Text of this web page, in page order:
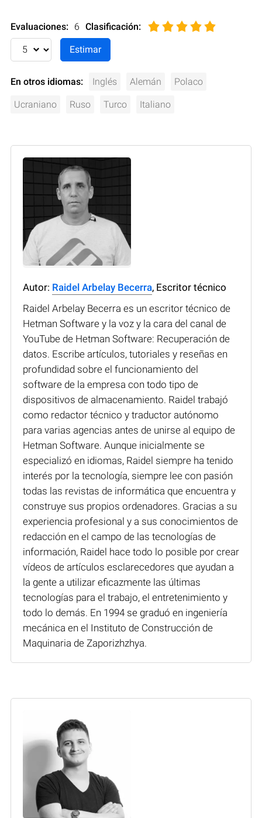
Evaluaciones: 6 Clasificación:
En otros idiomas: Inglés Alemán Polaco
Ucraniano Ruso Turco Italiano
Autor: Raidel Arbelay Becerra, Escritor técnico
Raidel Arbelay Becerra es un escritor técnico de
Hetman Software y la voz y la cara del canal de
YouTube de Hetman Software: Recuperación de
datos. Escribe artículos, tutoriales y reseñas en
profundidad sobre el funcionamiento del
software de la empresa con todo tipo de
dispositivos de almacenamiento. Raidel trabajó
como redactor técnico y traductor autónomo
para varias agencias antes de unirse al equipo de
Hetman Software. Aunque inicialmente se
especializó en idiomas, Raidel siempre ha tenido
interés por la tecnología, siempre lee con pasión
todas las revistas de informática que encuentra y
construye sus propios ordenadores. Gracias a su
experiencia profesional y a sus conocimientos de
redacción en el campo de las tecnologías de
información, Raidel hace todo lo posible por crear
vídeos de artículos esclarecedores que ayudan a
la gente a utilizar eficazmente las últimas
tecnologías para el trabajo, el entretenimiento y
todo lo demás. En 1994 se graduó en ingeniería
mecánica en el Instituto de Construcción de
Maquinaria de Zaporizhzhya.